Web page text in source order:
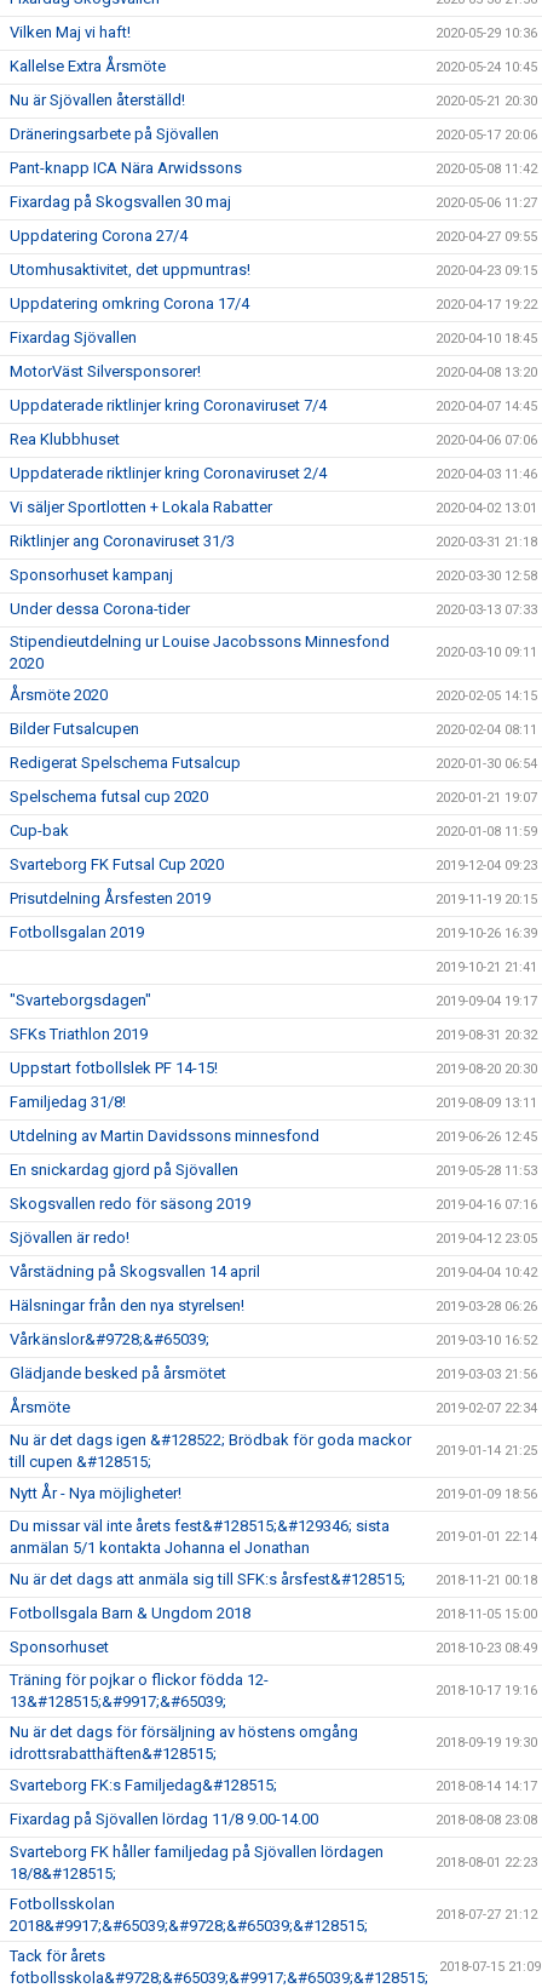
Vilken Maj vi haft! 2020-05-29 10:36
Kallelse Extra Årsmöte 2020-05-24 10:45
Nu är Sjövallen återställd! 2020-05-21 20:30
Dräneringsarbete på Sjövallen 2020-05-17 20:06
Pant-knapp ICA Nära Arwidssons 2020-05-08 11:42
Fixardag på Skogsvallen 30 maj 2020-05-06 11:27
Uppdatering Corona 27/4 2020-04-27 09:55
Utomhusaktivitet, det uppmuntras! 2020-04-23 09:15
Uppdatering omkring Corona 17/4 2020-04-17 19:22
Fixardag Sjövallen 2020-04-10 18:45
MotorVäst Silversponsorer! 2020-04-08 13:20
Uppdaterade riktlinjer kring Coronaviruset 7/4 2020-04-07 14:45
Rea Klubbhuset 2020-04-06 07:06
Uppdaterade riktlinjer kring Coronaviruset 2/4 2020-04-03 11:46
Vi säljer Sportlotten + Lokala Rabatter 2020-04-02 13:01
Riktlinjer ang Coronaviruset 31/3 2020-03-31 21:18
Sponsorhuset kampanj 2020-03-30 12:58
Under dessa Corona-tider 2020-03-13 07:33
Stipendieutdelning ur Louise Jacobssons Minnesfond
2020
2020-03-10 09:11
Årsmöte 2020 2020-02-05 14:15
Bilder Futsalcupen 2020-02-04 08:11
Redigerat Spelschema Futsalcup 2020-01-30 06:54
Spelschema futsal cup 2020 2020-01-21 19:07
Cup-bak 2020-01-08 11:59
Svarteborg FK Futsal Cup 2020 2019-12-04 09:23
Prisutdelning Årsfesten 2019 2019-11-19 20:15
Fotbollsgalan 2019 2019-10-26 16:39
2019-10-21 21:41
"Svarteborgsdagen" 2019-09-04 19:17
SFKs Triathlon 2019 2019-08-31 20:32
Uppstart fotbollslek PF 14-15! 2019-08-20 20:30
Familjedag 31/8! 2019-08-09 13:11
Utdelning av Martin Davidssons minnesfond 2019-06-26 12:45
En snickardag gjord på Sjövallen 2019-05-28 11:53
Skogsvallen redo för säsong 2019 2019-04-16 07:16
Sjövallen är redo! 2019-04-12 23:05
Vårstädning på Skogsvallen 14 april 2019-04-04 10:42
Hälsningar från den nya styrelsen! 2019-03-28 06:26
Vårkänslor&#9728;&#65039; 2019-03-10 16:52
Glädjande besked på årsmötet 2019-03-03 21:56
Årsmöte 2019-02-07 22:34
Nu är det dags igen &#128522; Brödbak för goda mackor
till cupen &#128515;
2019-01-14 21:25
Nytt År - Nya möjligheter! 2019-01-09 18:56
Du missar väl inte årets fest&#128515;&#129346; sista
anmälan 5/1 kontakta Johanna el Jonathan
2019-01-01 22:14
Nu är det dags att anmäla sig till SFK:s årsfest&#128515; 2018-11-21 00:18
Fotbollsgala Barn & Ungdom 2018 2018-11-05 15:00
Sponsorhuset 2018-10-23 08:49
Träning för pojkar o flickor födda 12-
13&#128515;&#9917;&#65039;
2018-10-17 19:16
Nu är det dags för försäljning av höstens omgång
idrottsrabatthäften&#128515;
2018-09-19 19:30
Svarteborg FK:s Familjedag&#128515; 2018-08-14 14:17
Fixardag på Sjövallen lördag 11/8 9.00-14.00 2018-08-08 23:08
Svarteborg FK håller familjedag på Sjövallen lördagen
18/8&#128515;
2018-08-01 22:23
Fotbollsskolan
2018&#9917;&#65039;&#9728;&#65039;&#128515;
2018-07-27 21:12
Tack för årets
fotbollsskola&#9728;&#65039;&#9917;&#65039;&#128515;
2018-07-15 21:09